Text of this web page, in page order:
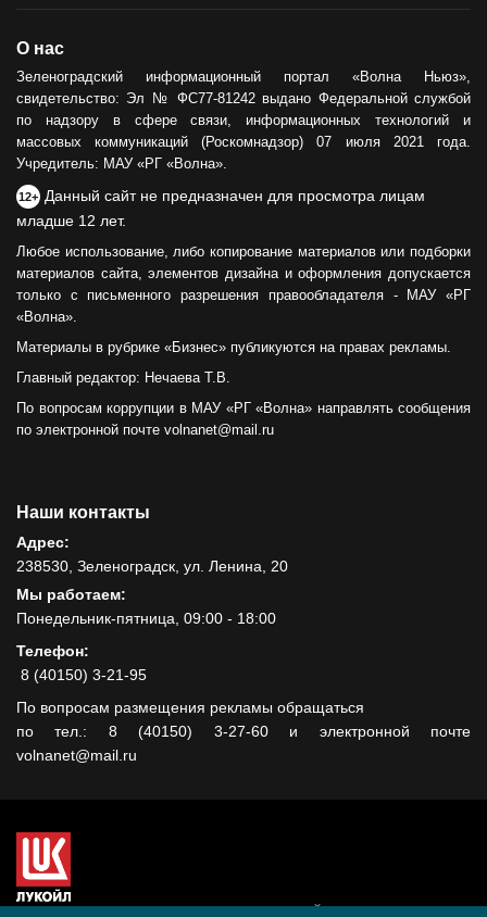
О нас
Зеленоградский информационный портал «Волна Ньюз»,
свидетельство: Эл № ФС77-81242 выдано Федеральной службой
по надзору в сфере связи, информационных технологий и
массовых коммуникаций (Роскомнадзор) 07 июля 2021 года.
Учредитель: МАУ «РГ «Волна».
12+ Данный сайт не предназначен для просмотра лицам
младше 12 лет.
Любое использование, либо копирование материалов или подборки
материалов сайта, элементов дизайна и оформления допускается
только с письменного разрешения правообладателя - МАУ «РГ
«Волна».
Материалы в рубрике «Бизнес» публикуются на правах рекламы.
Главный редактор: Нечаева Т.В.
По вопросам коррупции в МАУ «РГ «Волна» направлять сообщения
по электронной почте volnanet@mail.ru
Наши контакты
Адрес:
238530, Зеленоградск, ул. Ленина, 20
Мы работаем:
Понедельник-пятница, 09:00 - 18:00
Телефон:
8 (40150) 3-21-95
По вопросам размещения рекламы обращаться
по тел.: 8 (40150) 3-27-60 и электронной почте
volnanet@mail.ru